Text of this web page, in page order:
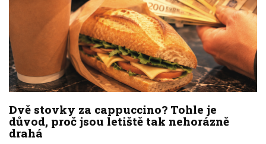
Dvě stovky za cappuccino? Tohle je
důvod, proč jsou letiště tak nehorázně
drahá